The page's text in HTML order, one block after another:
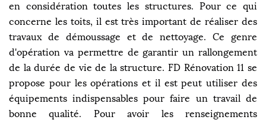
en considération toutes les structures. Pour ce qui
concerne les toits, il est très important de réaliser des
travaux de démoussage et de nettoyage. Ce genre
d'opération va permettre de garantir un rallongement
de la durée de vie de la structure. FD Rénovation 11 se
propose pour les opérations et il est peut utiliser des
équipements indispensables pour faire un travail de
bonne qualité. Pour avoir les renseignements